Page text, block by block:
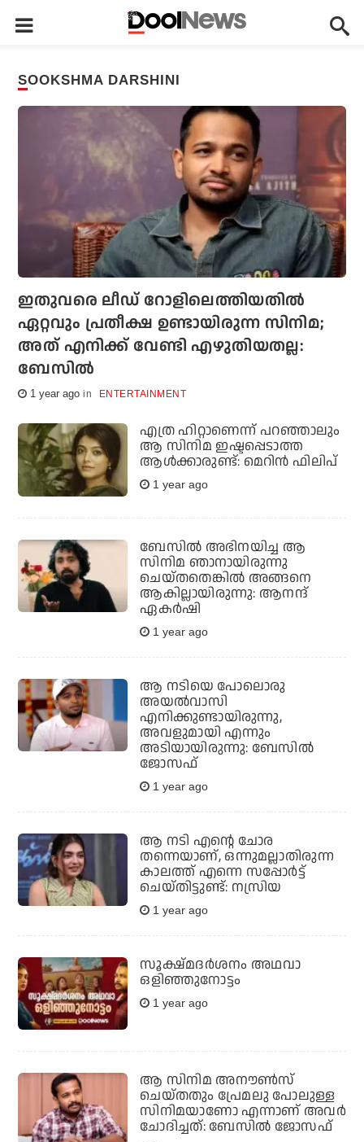
SOOKSHMA DARSHINI
ഇതുവരെ ലീഡ് റോളിലെത്തിയതില്‍
ഏറ്റവും പ്രതീക്ഷ ഉണ്ടായിരുന്ന സിനിമ;
അത് എനിക്ക് വേണ്ടി എഴുതിയതല്ല:
ബേസില്‍
1 year ago ENTERTAINMENT
എത്ര ഹിറ്റാണെന്ന് പറഞ്ഞാലും
ആ സിനിമ ഇഷ്ടപ്പെടാത്ത
ആള്‍ക്കാരുണ്ട്: മെറിന്‍ ഫിലിപ്
1 year ago
ബേസില്‍ അഭിനയിച്ച ആ
സിനിമ ഞാനായിരുന്നു
ചെയ്തതെങ്കില്‍ അങ്ങനെ
ആകില്ലായിരുന്നു: ആനന്ദ്
ഏകര്‍ഷി
1 year ago
ആ നടിയെ പോലൊരു
അയൽവാസി
എനിക്കുണ്ടായിരുന്നു,
അവളുമായി എന്നും
അടിയായിരുന്നു: ബേസിൽ
ജോസഫ്
1 year ago
ആ നടി എന്റെ ചോര
തന്നെയാണ്, ഒന്നുമല്ലാതിരുന്ന
കാലത്ത് എന്നെ സപ്പോർട്ട്
ചെയ്തിട്ടുണ്ട്: നസ്രിയ
1 year ago
സൂക്ഷ്മദര്‍ശനം അഥവാ
ഒളിഞ്ഞുനോട്ടം
1 year ago
ആ സിനിമ അനൗണ്‍സ്
ചെയ്തതും പ്രേമലു പോലുള്ള
സിനിമയാണോ എന്നാണ് അവര്‍
ചോദിച്ചത്: ബേസില്‍ ജോസഫ്